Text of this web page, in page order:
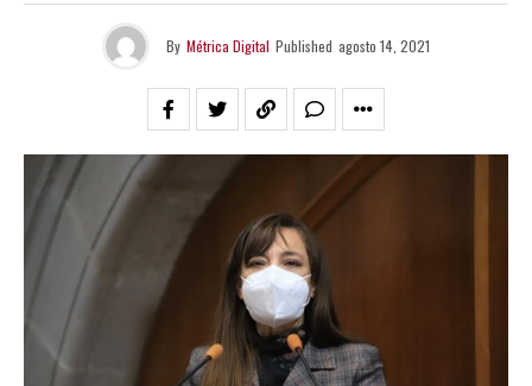
By Métrica Digital Published agosto 14, 2021